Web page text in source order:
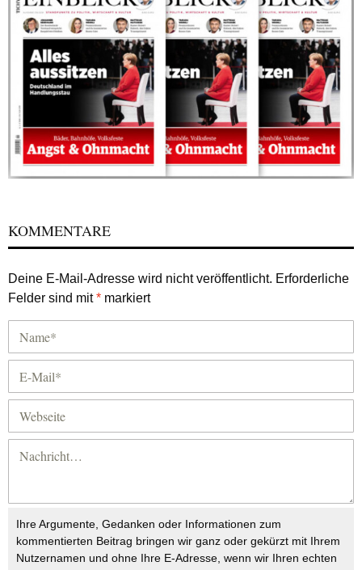
KOMMENTARE
Deine E-Mail-Adresse wird nicht veröffentlicht. Erforderliche
Felder sind mit* markiert
Ihre Argumente, Gedanken oder Informationen zum
kommentierten Beitrag bringen wir ganz oder gekürzt mit Ihrem
Nutzernamen und ohne Ihre E-Adresse, wenn wir Ihren echten